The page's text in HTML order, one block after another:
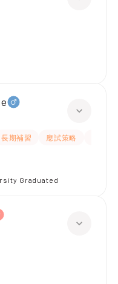
長期補習 應試策略
Graduated